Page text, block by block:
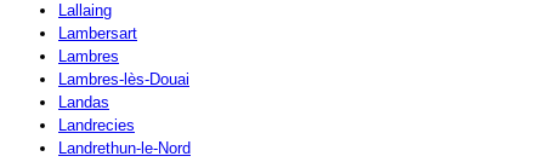
Lallaing
Lambersart
Lambres
Lambres-lès-Douai
Landas
Landrecies
Landrethun-le-Nord